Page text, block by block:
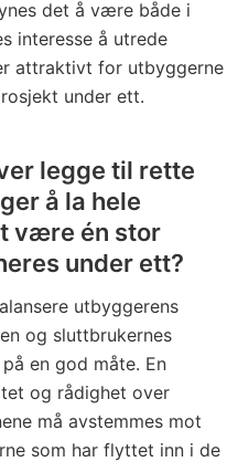
det å være både i
interesse å utrede
attraktivt for utbyggerne
under ett.
legge til rette
å la hele
være én stor
under ett?
utbyggerens
og sluttbrukernes
en god måte. En
og rådighet over
må avstemmes mot
som har flyttet inn i de